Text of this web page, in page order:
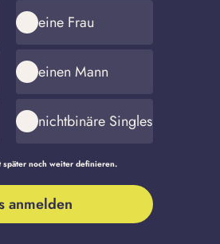
eine Frau
einen Mann
nichtbinäre Singles
später noch weiter definieren.
anmelden